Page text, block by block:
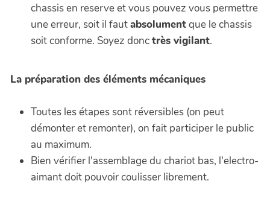
chassis en reserve et vous pouvez vous permettre
une erreur, soit il fautabsolumentque le chassis
soit conforme. Soyez donctrès vigilant.
La préparation des éléments mécaniques
Toutes les étapes sont réversibles (on peut
démonter et remonter), on fait participer le public
au maximum.
Bien vérifier l'assemblage du chariot bas, l'electro-
aimant doit pouvoir coulisser librement.